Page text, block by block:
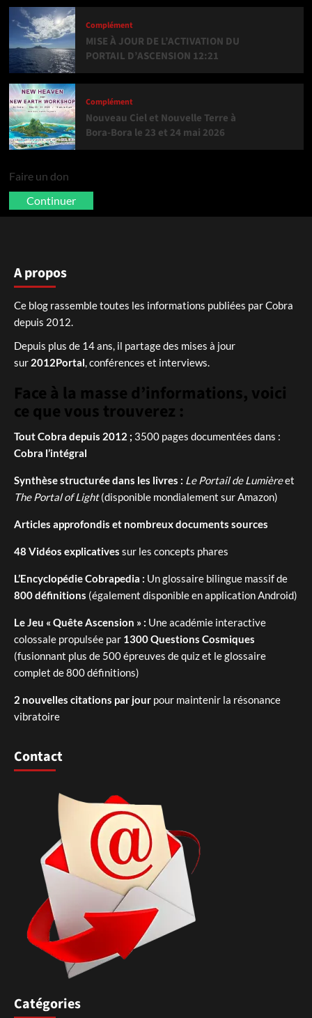
Complément
MISE À JOUR DE L’ACTIVATION DU
PORTAIL D’ASCENSION 12:21
Complément
Nouveau Ciel et Nouvelle Terre à
Bora-Bora le 23 et 24 mai 2026
Faire un don
Continuer
A propos
Ce blog rassemble toutes les informations publiées par Cobra
depuis 2012.
Depuis plus de 14 ans, il partage des mises à jour
sur 2012Portal, conférences et interviews.
Face à la masse d’informations, voici
ce que vous trouverez :
Tout Cobra depuis 2012 ; 3500 pages documentées dans :
Cobra l’intégral
Synthèse structurée dans les livres : Le Portail de Lumièreet
The Portal of Light(disponible mondialement sur Amazon)
Articles approfondis et nombreux documents sources
48 Vidéos explicatives sur les concepts phares
L’Encyclopédie Cobrapedia : Un glossaire bilingue massif de
800 définitions (également disponible en application Android)
Le Jeu « Quête Ascension » : Une académie interactive
colossale propulsée par 1300 Questions Cosmiques
(fusionnant plus de 500 épreuves de quiz et le glossaire
complet de 800 définitions)
2 nouvelles citations par jour pour maintenir la résonance
vibratoire
Contact
Catégories